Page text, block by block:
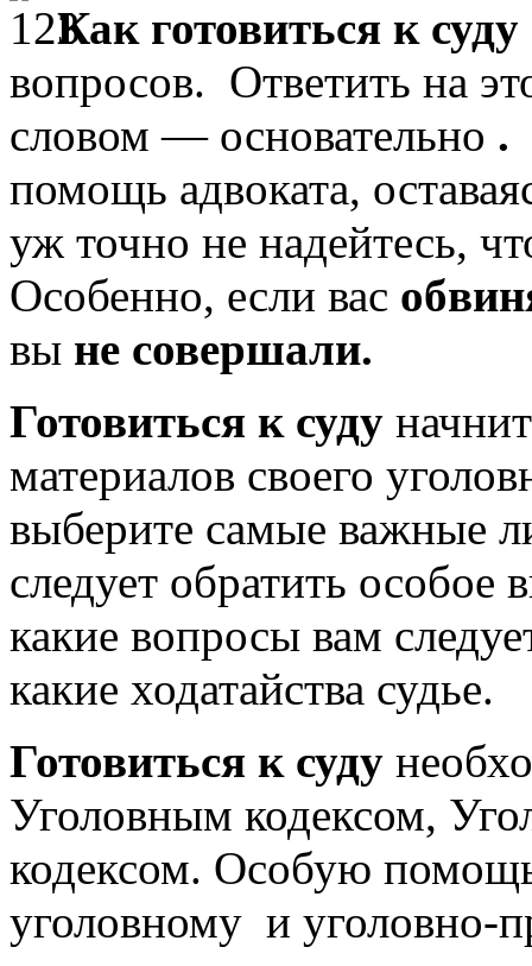
Как готовиться к суду
вопросов. Ответить на
словом — основательно .
помощь адвоката,
уж точно не надейтесь,
Особенно, если вас
вы не совершали.
Готовиться к суду
материалов своего
выберите самые важные
следует обратить
какие вопросы вам
какие ходатайства судье.
Готовиться к суду
Уголовным кодексом,
кодексом. Особую
уголовному и уголовно-